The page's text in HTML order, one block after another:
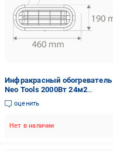
Инфракрасный обогреватель
Neo Tools 2000Вт 24м2
11.5х46х19см IP65
оценить
Нет в наличии